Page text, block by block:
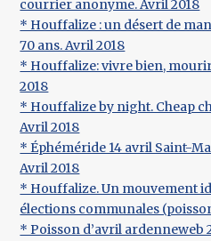
courrier anonyme. Avril 2018
* Houffalize : un désert de
70 ans. Avril 2018
* Houffalize: vivre bien,
2018
* Houffalize by night. Cheap
Avril 2018
* Éphéméride 14 avril Saint-
Avril 2018
* Houffalize. Un mouvement
élections communales
* Poisson d’avril ardenneweb